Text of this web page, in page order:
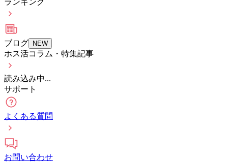
ブログ NEW
ホス活コラム・特集記事
読み込み中...
サポート
よくある質問
お問い合わせ